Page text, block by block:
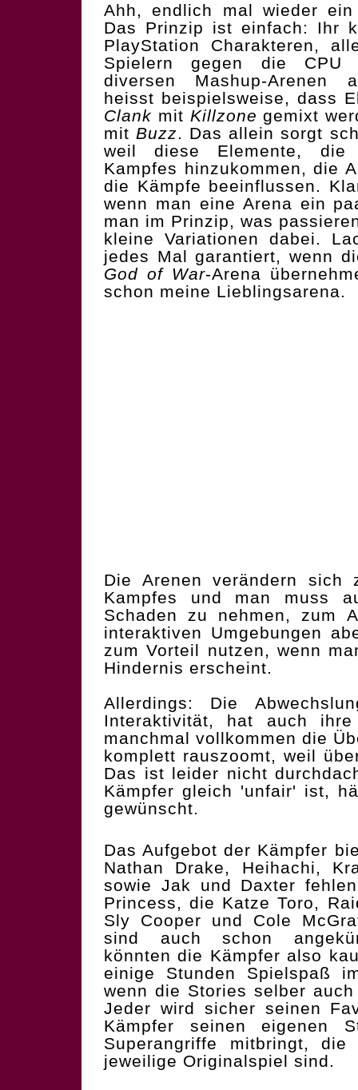
Ahh, endlich mal wieder
Das Prinzip ist einfach: Ihr
PlayStation Charakteren,
Spielern gegen die CPU
diversen Mashup-Arenen
heisst beispielsweise, dass
Clank mit Killzone gemixt
mit Buzz. Das allein sorgt
weil diese Elemente, die
Kampfes hinzukommen, die
die Kämpfe beeinflussen.
wenn man eine Arena ein
man im Prinzip, was
kleine Variationen dabei.
jedes Mal garantiert, wenn
God of War-Arena
schon meine Lieblingsarena.
Die Arenen verändern sich
Kampfes und man muss
Schaden zu nehmen, zum
interaktiven Umgebungen
zum Vorteil nutzen, wenn
Hindernis erscheint.
Allerdings: Die
Interaktivität, hat auch
manchmal vollkommen die
komplett rauszoomt, weil
Das ist leider nicht
Kämpfer gleich 'unfair' ist,
gewünscht.
Das Aufgebot der Kämpfer
Nathan Drake, Heihachi,
sowie Jak und Daxter
Princess, die Katze Toro,
Sly Cooper und Cole
sind auch schon
könnten die Kämpfer also
einige Stunden Spielspaß
wenn die Stories selber
Jeder wird sicher seinen
Kämpfer seinen eigenen
Superangriffe mitbringt,
jeweilige Originalspiel sind.